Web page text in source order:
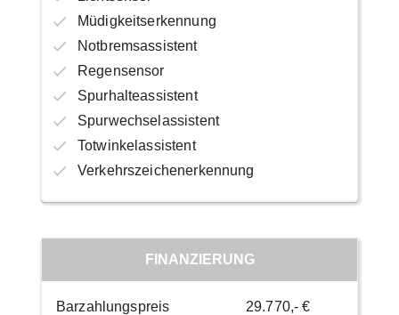
Müdigkeitserkennung
Notbremsassistent
Regensensor
Spurhalteassistent
Spurwechselassistent
Totwinkelassistent
Verkehrszeichenerkennung
FINANZIERUNG
Barzahlungspreis 29.770,- €